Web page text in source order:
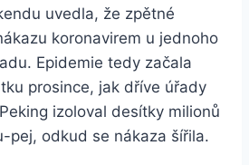
uvedla, že zpětné
koronavirem u jednoho
Epidemie tedy začala
prosince, jak dříve úřady
izoloval desítky milionů
pej, odkud se nákaza šířila.